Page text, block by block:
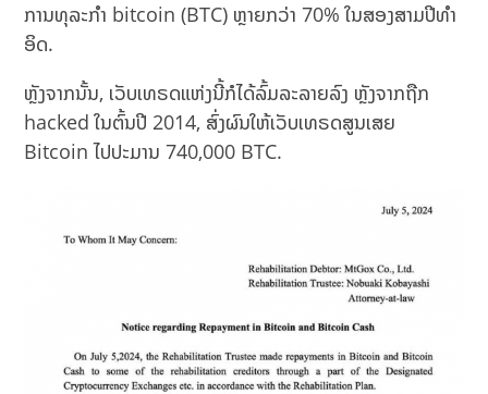
ການທຸລະກຳ bitcoin (BTC) ຫຼາຍກວ່າ 70% ໃນສອງສາມປີທໍາ
ອິດ.
ຫຼັງຈາກນັ້ນ, ເວັບເທຣດແຫ່ງນີ້ກໍໄດ້ລົ້ມລະລາຍລົງ ຫຼັງຈາກຖືກ
hacked ໃນຕົ້ນປີ 2014, ສົ່ງຜົນໃຫ້ເວັບເທຣດສູນເສຍ
Bitcoin ໄປປະມານ 740,000 BTC.